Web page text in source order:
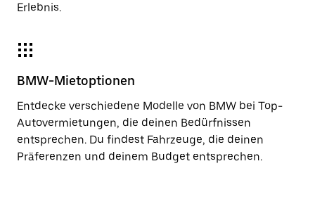
Erlebnis.
BMW-Mietoptionen
Entdecke verschiedene Modelle von BMW bei Top-
Autovermietungen, die deinen Bedürfnissen
entsprechen. Du findest Fahrzeuge, die deinen
Präferenzen und deinem Budget entsprechen.